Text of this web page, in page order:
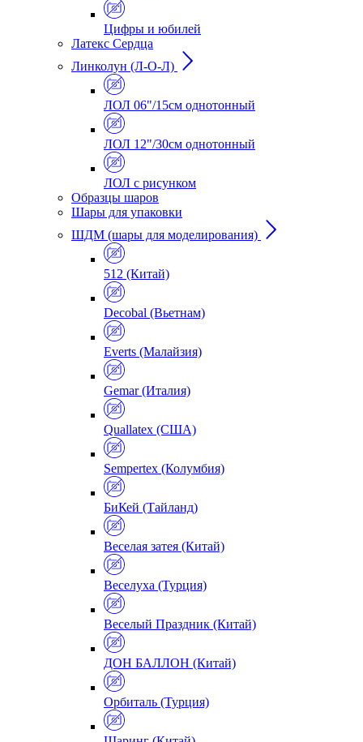
Цифры и юбилей
Латекс Сердца
Линколун (Л-О-Л)
ЛОЛ 06"/15см однотонный
ЛОЛ 12"/30см однотонный
ЛОЛ с рисунком
Образцы шаров
Шары для упаковки
ШДМ (шары для моделирования)
512 (Китай)
Decobal (Вьетнам)
Everts (Малайзия)
Gemar (Италия)
Quallatex (США)
Sempertex (Колумбия)
БиКей (Тайланд)
Веселая затея (Китай)
Веселуха (Турция)
Веселый Праздник (Китай)
ДОН БАЛЛОН (Китай)
Орбиталь (Турция)